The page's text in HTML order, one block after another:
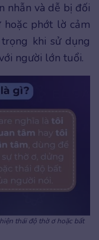
nhẫn và dễ bị đối
phớt lờ cảm
khi sử dụng
người lớn tuổi.
thái độ thờ ơ hoặc bất